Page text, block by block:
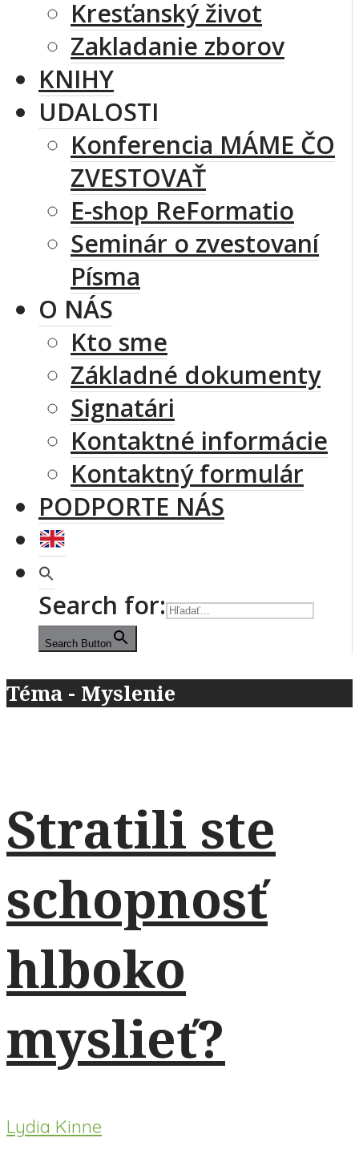
Kresťanský život
Zakladanie zborov
KNIHY
UDALOSTI
Konferencia MÁME ČO
ZVESTOVAŤ
E-shop ReFormatio
Seminár o zvestovaní
Písma
O NÁS
Kto sme
Základné dokumenty
Signatári
Kontaktné informácie
Kontaktný formulár
PODPORTE NÁS
Search for:
Search Button
Téma - Myslenie
Stratili ste
schopnosť
hlboko
myslieť?
Lydia Kinne